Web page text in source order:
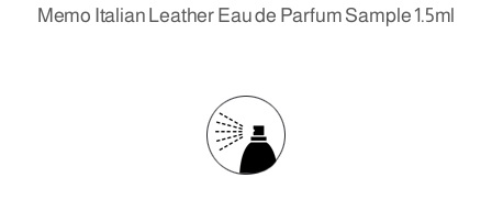
Memo Italian Leather Eau de Parfum Sample 1.5ml